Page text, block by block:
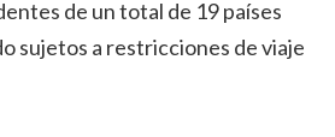
de un total de 19 países
sujetos a restricciones de viaje